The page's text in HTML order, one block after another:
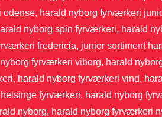
harald nyborg fyrværkeri
nyborg spin fyrværkeri, harald
fredericia, junior sortiment
fyrværkeri viborg, harald
harald nyborg fyrværkeri vind,
fyrværkeri, harald nyborg
nyborg, harald nyborg fyrværkeri